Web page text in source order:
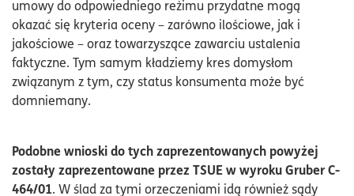
umowy do odpowiedniego reżimu przydatne mogą
okazać się kryteria oceny – zarówno ilościowe, jak i
jakościowe – oraz towarzyszące zawarciu ustalenia
faktyczne. Tym samym kładziemy kres domysłom
związanym z tym, czy status konsumenta może być
domniemany.
Podobne wnioski do tych zaprezentowanych powyżej
zostały zaprezentowane przez TSUE w wyroku Gruber C-
464/01. W ślad za tymi orzeczeniami idą również sądy